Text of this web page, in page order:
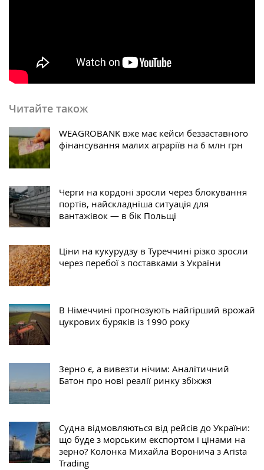
Читайте також
WEAGROBANK вже має кейси беззаставного
фінансування малих аграріїв на 6 млн грн
Черги на кордоні зросли через блокування
портів, найскладніша ситуація для
вантажівок — в бік Польщі
Ціни на кукурудзу в Туреччині різко зросли
через перебої з поставками з України
В Німеччині прогнозують найгірший врожай
цукрових буряків із 1990 року
Зерно є, а вивезти нічим: Аналітичний
Батон про нові реалії ринку збіжжя
Судна відмовляються від рейсів до України:
що буде з морським експортом і цінами на
зерно? Колонка Михайла Воронича з Arista
Trading